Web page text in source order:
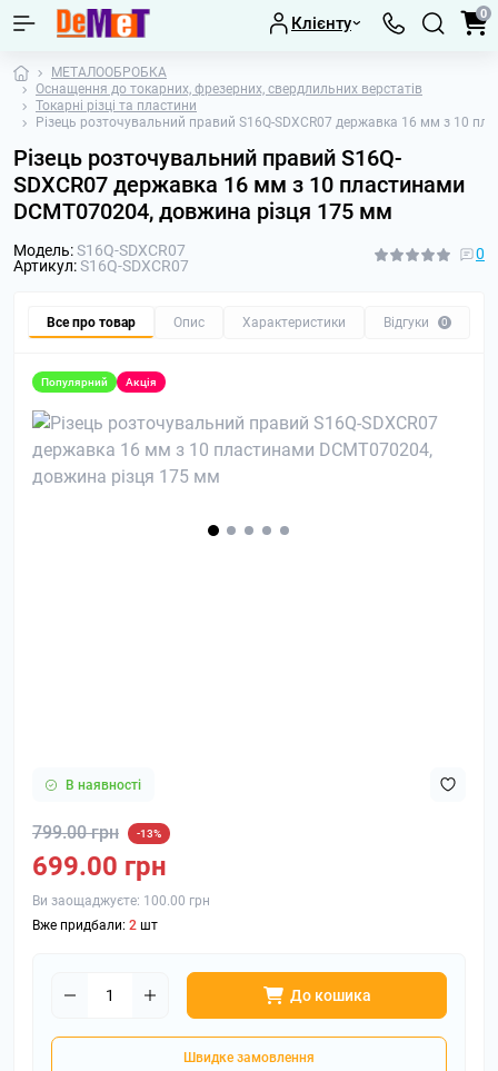
Клієнту 0
МЕТАЛООБРОБКА
Оснащення до токарних, фрезерних, свердлильних верстатів
Токарні різці та пластини
Різець розточувальний правий S16Q-SDXCR07 державка 16 мм з 10
Різець розточувальний правий S16Q-
SDXCR07 державка 16 мм з 10 пластинами
DCMT070204, довжина різця 175 мм
Модель:S16Q-SDXCR07
Артикул:S16Q-SDXCR07
0
Все про товар Опис Характеристики Відгуки 0
Популярний Акція
В наявності
799.00 грн -13%
699.00 грн
Ви заощаджуєте: 100.00 грн
Вже придбали: 2 шт
До кошика
Швидке замовлення